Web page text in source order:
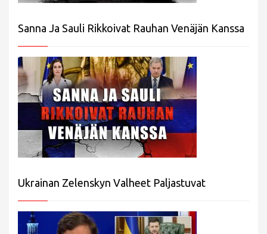
Sanna Ja Sauli Rikkoivat Rauhan Venäjän Kanssa
Ukrainan Zelenskyn Valheet Paljastuvat